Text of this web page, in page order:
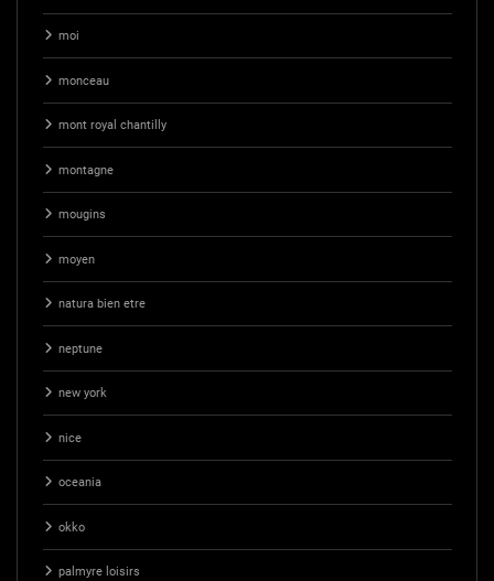
moi
monceau
mont royal chantilly
montagne
mougins
moyen
natura bien etre
neptune
new york
nice
oceania
okko
palmyre loisirs